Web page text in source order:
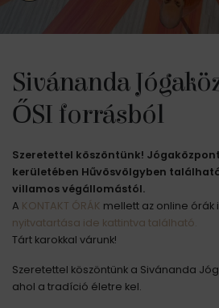
Sivánanda
ŐSI forrásból
Szeretettel köszöntünk!
kerületében Hűvösvölgyben
villamos végállomástól.
A KONTAKT ÓRÁK mellett az online órák
nyitvatartása ide kattintva található.
Tárt karokkal várunk!
Szeretettel köszöntünk a Sivánanda
ahol a tradíció életre kel.